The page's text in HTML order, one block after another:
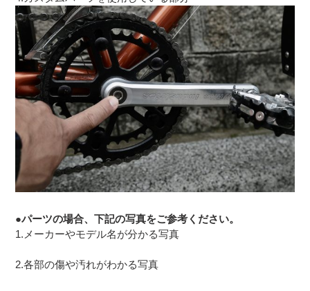
●パーツの場合、下記の写真をご参考ください。
1.メーカーやモデル名が分かる写真
2.各部の傷や汚れがわかる写真